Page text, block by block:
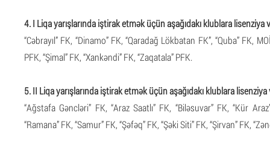
4. I Liqa yarışlarında iştirak etmək üçün aşağıdakı klublara lisenziya
“Cəbrayıl” FK, “Dinamo” FK, “Qaradağ Lökbatan FK”, “Quba” FK,
PFK, “Şimal” FK, “Xankəndi” FK, “Zaqatala” PFK.
5. II Liqa yarışlarında iştirak etmək üçün aşağıdakı klublara
“Ağstafa Gəncləri” FK, “Araz Saatlı” FK, “Biləsuvar” FK, “Kür
“Ramana” FK, “Samur” FK, “Şəfəq” FK, “Şəki Siti” FK, “Şirvan” FK,